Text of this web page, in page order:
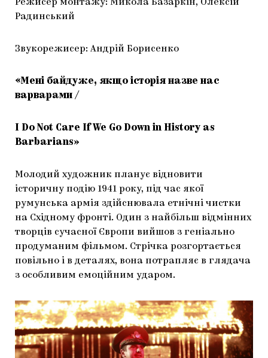
Режисер монтажу: Микола Базаркін, Олексій
Радинський
Звукорежисер: Андрій Борисенко
«Мені байдуже, якщо історія назве нас
варварами /
I Do Not Care If We Go Down in History as
Barbarians»
Молодий художник планує відновити
історичну подію 1941 року, під час якої
румунська армія здійснювала етнічні чистки
на Східному фронті. Один з найбільш відмінних
творців сучасної Європи вийшов з геніально
продуманим фільмом. Стрічка розгортається
повільно і в деталях, вона потрапляє в глядача
з особливим емоційним ударом.